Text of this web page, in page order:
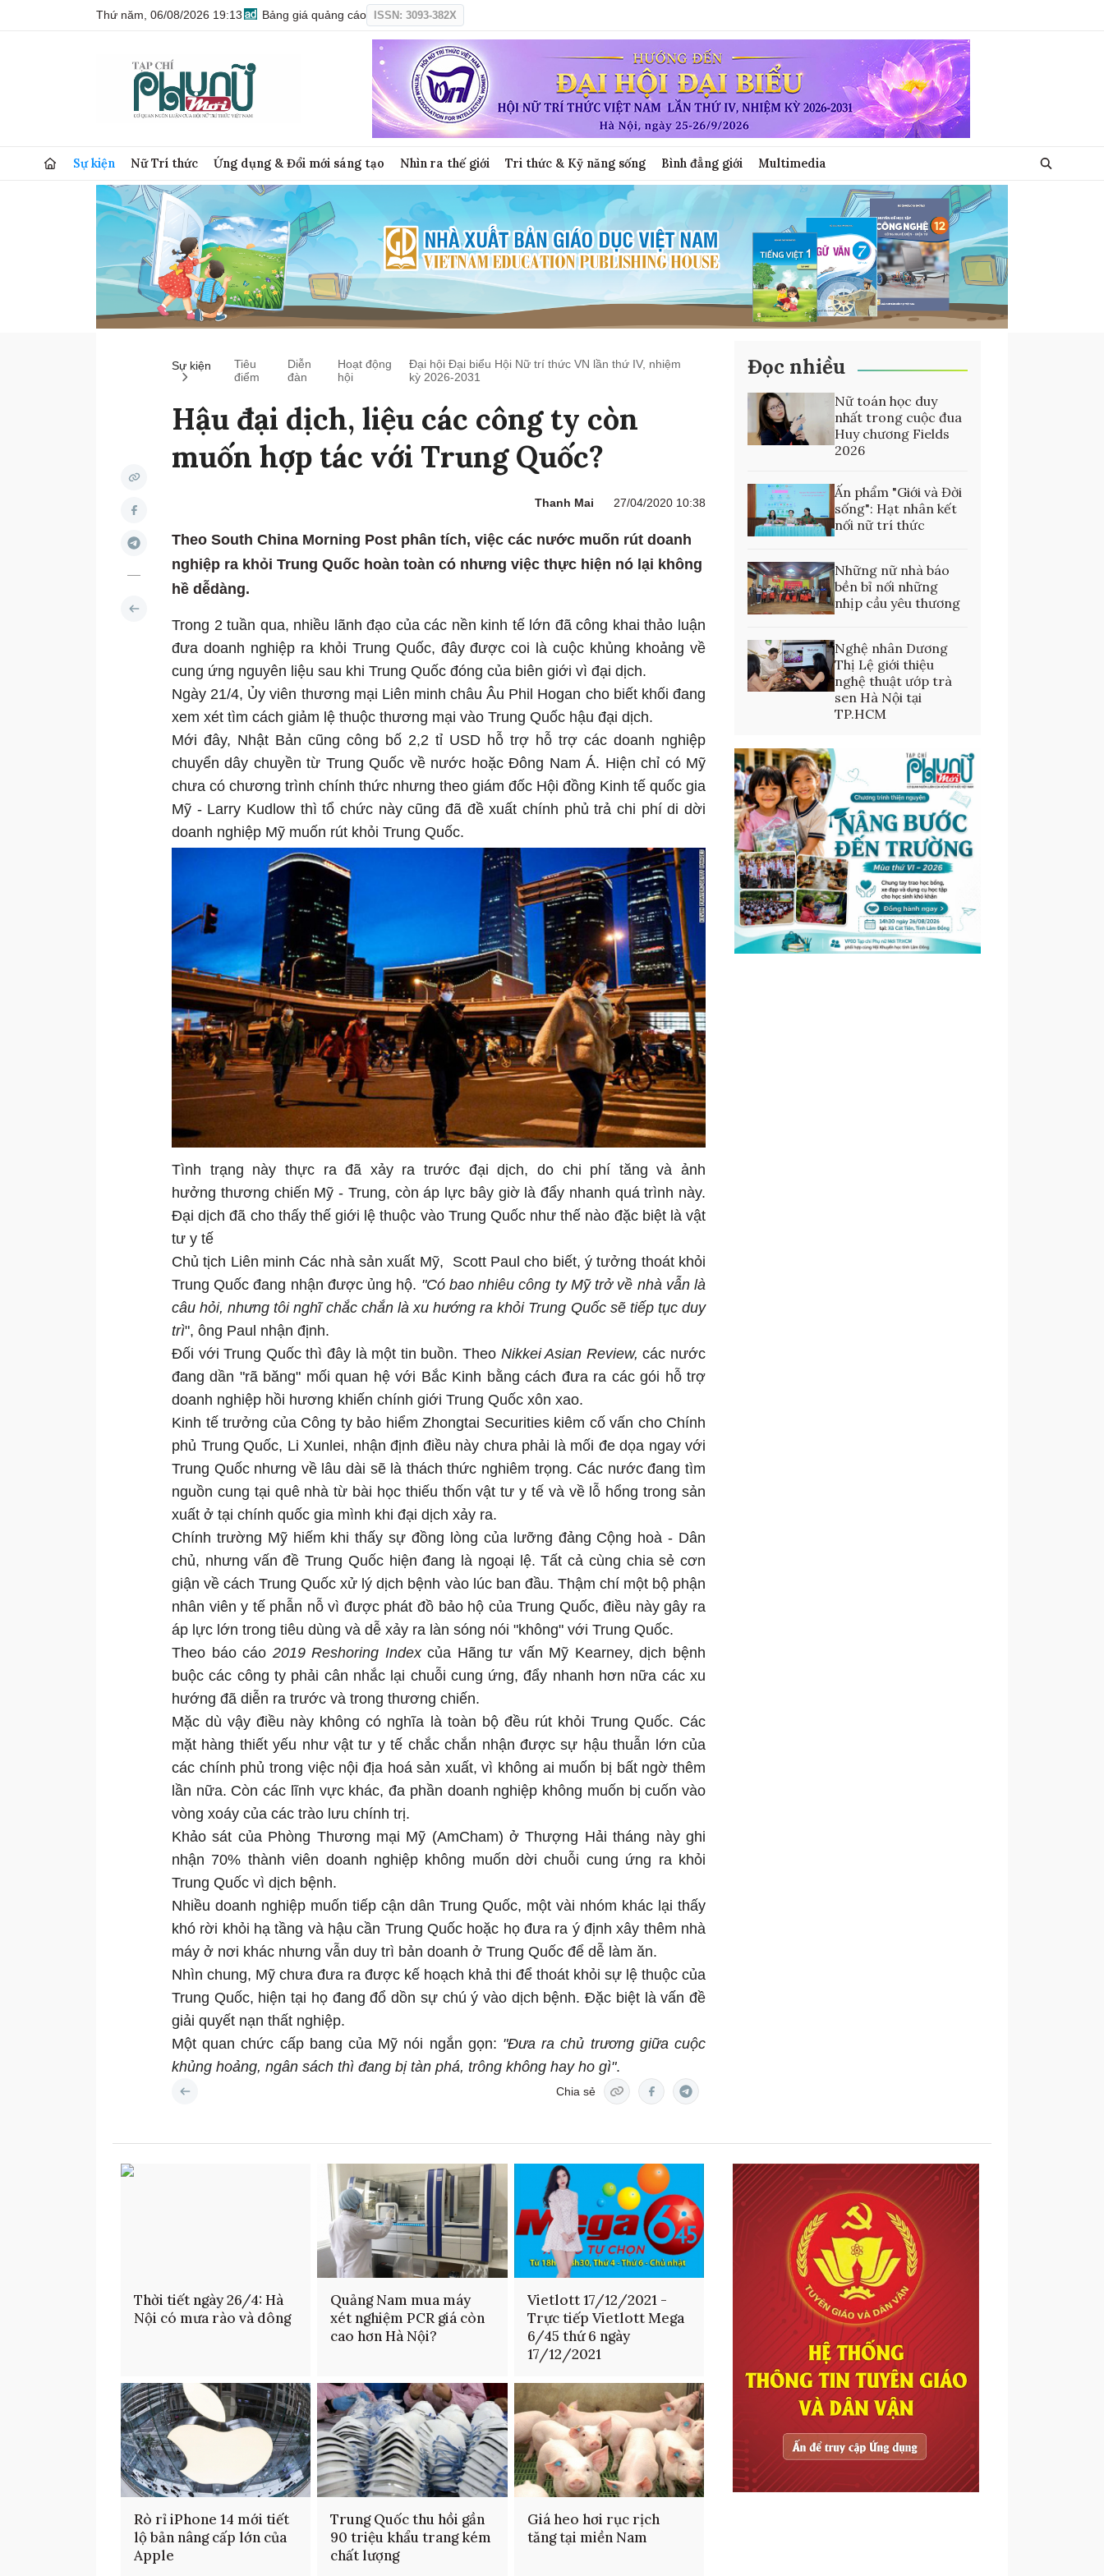
Thứ năm, 06/08/2026 19:13 Bảng giá quảng cáo ISSN: 3093-382X
Sự kiện Nữ Trí thức Ứng dụng & Đổi mới sáng tạo Nhìn ra thế giới Tri thức & Kỹ năng sống Bình đẳng giới Multimedia
Sự kiện
Tiêu
điểm
Diễn
đàn
Hoạt động
hội
Đại hội Đại biểu Hội Nữ trí thức VN lần thứ IV, nhiệm
kỳ 2026-2031
Hậu đại dịch, liệu các công ty còn
muốn hợp tác với Trung Quốc?
Thanh Mai 27/04/2020 10:38
Theo South China Morning Post phân tích, việc các nước muốn rút doanh
nghiệp ra khỏi Trung Quốc hoàn toàn có nhưng việc thực hiện nó lại không
hề dễdàng.
Trong 2 tuần qua, nhiều lãnh đạo của các nền kinh tế lớn đã công khai thảo luận
đưa doanh nghiệp ra khỏi Trung Quốc, đây được coi là cuộc khủng khoảng về
cung ứng nguyên liệu sau khi Trung Quốc đóng của biên giới vì đại dịch.
Ngày 21/4, Ủy viên thương mại Liên minh châu Âu Phil Hogan cho biết khối đang
xem xét tìm cách giảm lệ thuộc thương mại vào Trung Quốc hậu đại dịch.
Mới đây, Nhật Bản cũng công bố 2,2 tỉ USD hỗ trợ hỗ trợ các doanh nghiệp
chuyển dây chuyền từ Trung Quốc về nước hoặc Đông Nam Á. Hiện chỉ có Mỹ
chưa có chương trình chính thức nhưng theo giám đốc Hội đồng Kinh tế quốc gia
Mỹ - Larry Kudlow thì tổ chức này cũng đã đề xuất chính phủ trả chi phí di dời
doanh nghiệp Mỹ muốn rút khỏi Trung Quốc.
Tình trạng này thực ra đã xảy ra trước đại dịch, do chi phí tăng và ảnh
hưởng thương chiến Mỹ - Trung, còn áp lực bây giờ là đẩy nhanh quá trình này.
Đại dịch đã cho thấy thế giới lệ thuộc vào Trung Quốc như thế nào đặc biệt là vật
tư y tế
Chủ tịch Liên minh Các nhà sản xuất Mỹ, Scott Paul cho biết, ý tưởng thoát khỏi
Trung Quốc đang nhận được ủng hộ. "Có bao nhiêu công ty Mỹ trở về nhà vẫn là
câu hỏi, nhưng tôi nghĩ chắc chắn là xu hướng ra khỏi Trung Quốc sẽ tiếp tục duy
trì", ông Paul nhận định.
Đối với Trung Quốc thì đây là một tin buồn. Theo Nikkei Asian Review,các nước
đang dần "rã băng" mối quan hệ với Bắc Kinh bằng cách đưa ra các gói hỗ trợ
doanh nghiệp hồi hương khiến chính giới Trung Quốc xôn xao.
Kinh tế trưởng của Công ty bảo hiểm Zhongtai Securities kiêm cố vấn cho Chính
phủ Trung Quốc, Li Xunlei, nhận định điều này chưa phải là mối đe dọa ngay với
Trung Quốc nhưng về lâu dài sẽ là thách thức nghiêm trọng. Các nước đang tìm
nguồn cung tại quê nhà từ bài học thiếu thốn vật tư y tế và về lỗ hổng trong sản
xuất ở tại chính quốc gia mình khi đại dịch xảy ra.
Chính trường Mỹ hiếm khi thấy sự đồng lòng của lưỡng đảng Cộng hoà - Dân
chủ, nhưng vấn đề Trung Quốc hiện đang là ngoại lệ. Tất cả cùng chia sẻ cơn
giận về cách Trung Quốc xử lý dịch bệnh vào lúc ban đầu. Thậm chí một bộ phận
nhân viên y tế phẫn nỗ vì được phát đồ bảo hộ của Trung Quốc, điều này gây ra
áp lực lớn trong tiêu dùng và dễ xảy ra làn sóng nói "không" với Trung Quốc.
Theo báo cáo 2019 Reshoring Indexcủa Hãng tư vấn Mỹ Kearney, dịch bệnh
buộc các công ty phải cân nhắc lại chuỗi cung ứng, đẩy nhanh hơn nữa các xu
hướng đã diễn ra trước và trong thương chiến.
Mặc dù vậy điều này không có nghĩa là toàn bộ đều rút khỏi Trung Quốc. Các
mặt hàng thiết yếu như vật tư y tế chắc chắn nhận được sự hậu thuẫn lớn của
các chính phủ trong việc nội địa hoá sản xuất, vì không ai muốn bị bất ngờ thêm
lần nữa. Còn các lĩnh vực khác, đa phần doanh nghiệp không muốn bị cuốn vào
vòng xoáy của các trào lưu chính trị.
Khảo sát của Phòng Thương mại Mỹ (AmCham) ở Thượng Hải tháng này ghi
nhận 70% thành viên doanh nghiệp không muốn dời chuỗi cung ứng ra khỏi
Trung Quốc vì dịch bệnh.
Nhiều doanh nghiệp muốn tiếp cận dân Trung Quốc, một vài nhóm khác lại thấy
khó rời khỏi hạ tầng và hậu cần Trung Quốc hoặc họ đưa ra ý định xây thêm nhà
máy ở nơi khác nhưng vẫn duy trì bản doanh ở Trung Quốc để dễ làm ăn.
Nhìn chung, Mỹ chưa đưa ra được kế hoạch khả thi để thoát khỏi sự lệ thuộc của
Trung Quốc, hiện tại họ đang đổ dồn sự chú ý vào dịch bệnh. Đặc biệt là vấn đề
giải quyết nạn thất nghiệp.
Một quan chức cấp bang của Mỹ nói ngắn gọn: "Đưa ra chủ trương giữa cuộc
khủng hoảng, ngân sách thì đang bị tàn phá, trông không hay ho gì".
Chia sẻ
Đọc nhiều
Nữ toán học duy
nhất trong cuộc đua
Huy chương Fields
2026
Ấn phẩm "Giới và Đời
sống": Hạt nhân kết
nối nữ trí thức
Những nữ nhà báo
bền bỉ nối những
nhịp cầu yêu thương
Nghệ nhân Dương
Thị Lệ giới thiệu
nghệ thuật ướp trà
sen Hà Nội tại
TP.HCM
Thời tiết ngày 26/4: Hà
Nội có mưa rào và dông
Quảng Nam mua máy
xét nghiệm PCR giá còn
cao hơn Hà Nội?
Vietlott 17/12/2021 -
Trực tiếp Vietlott Mega
6/45 thứ 6 ngày
17/12/2021
Rò rỉ iPhone 14 mới tiết
lộ bản nâng cấp lớn của
Apple
Trung Quốc thu hồi gần
90 triệu khẩu trang kém
chất lượng
Giá heo hơi rục rịch
tăng tại miền Nam